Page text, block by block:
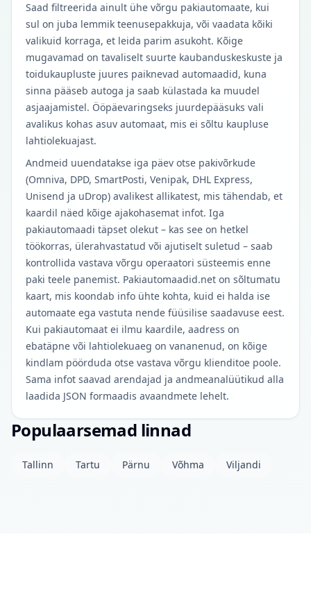
Saad filtreerida ainult ühe võrgu pakiautomaate, kui
sul on juba lemmik teenusepakkuja, või vaadata kõiki
valikuid korraga, et leida parim asukoht. Kõige
mugavamad on tavaliselt suurte kaubanduskeskuste ja
toidukaupluste juures paiknevad automaadid, kuna
sinna pääseb autoga ja saab külastada ka muudel
asjaajamistel. Ööpäevaringseks juurdepääsuks vali
avalikus kohas asuv automaat, mis ei sõltu kaupluse
lahtiolekuajast.
Andmeid uuendatakse iga päev otse pakivõrkude
(Omniva, DPD, SmartPosti, Venipak, DHL Express,
Unisend ja uDrop) avalikest allikatest, mis tähendab, et
kaardil näed kõige ajakohasemat infot. Iga
pakiautomaadi täpset olekut – kas see on hetkel
töökorras, ülerahvastatud või ajutiselt suletud – saab
kontrollida vastava võrgu operaatori süsteemis enne
paki teele panemist. Pakiautomaadid.net on sõltumatu
kaart, mis koondab info ühte kohta, kuid ei halda ise
automaate ega vastuta nende füüsilise saadavuse eest.
Kui pakiautomaat ei ilmu kaardile, aadress on
ebatäpne või lahtiolekuaeg on vananenud, on kõige
kindlam pöörduda otse vastava võrgu klienditoe poole.
Sama infot saavad arendajad ja andmeanalüütikud alla
laadida JSON formaadis avaandmete lehelt.
Populaarsemad linnad
Tallinn Tartu Pärnu Võhma Viljandi